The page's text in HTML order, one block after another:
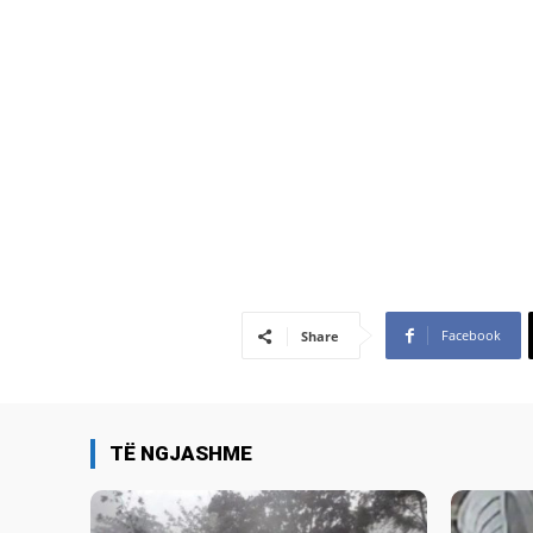
Share Facebook
TË NGJASHME